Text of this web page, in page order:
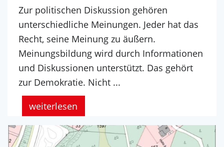
Zur politischen Diskussion gehören
unterschiedliche Meinungen. Jeder hat das
Recht, seine Meinung zu äußern.
Meinungsbildung wird durch Informationen
und Diskussionen unterstützt. Das gehört
zur Demokratie. Nicht ...
weiterlesen